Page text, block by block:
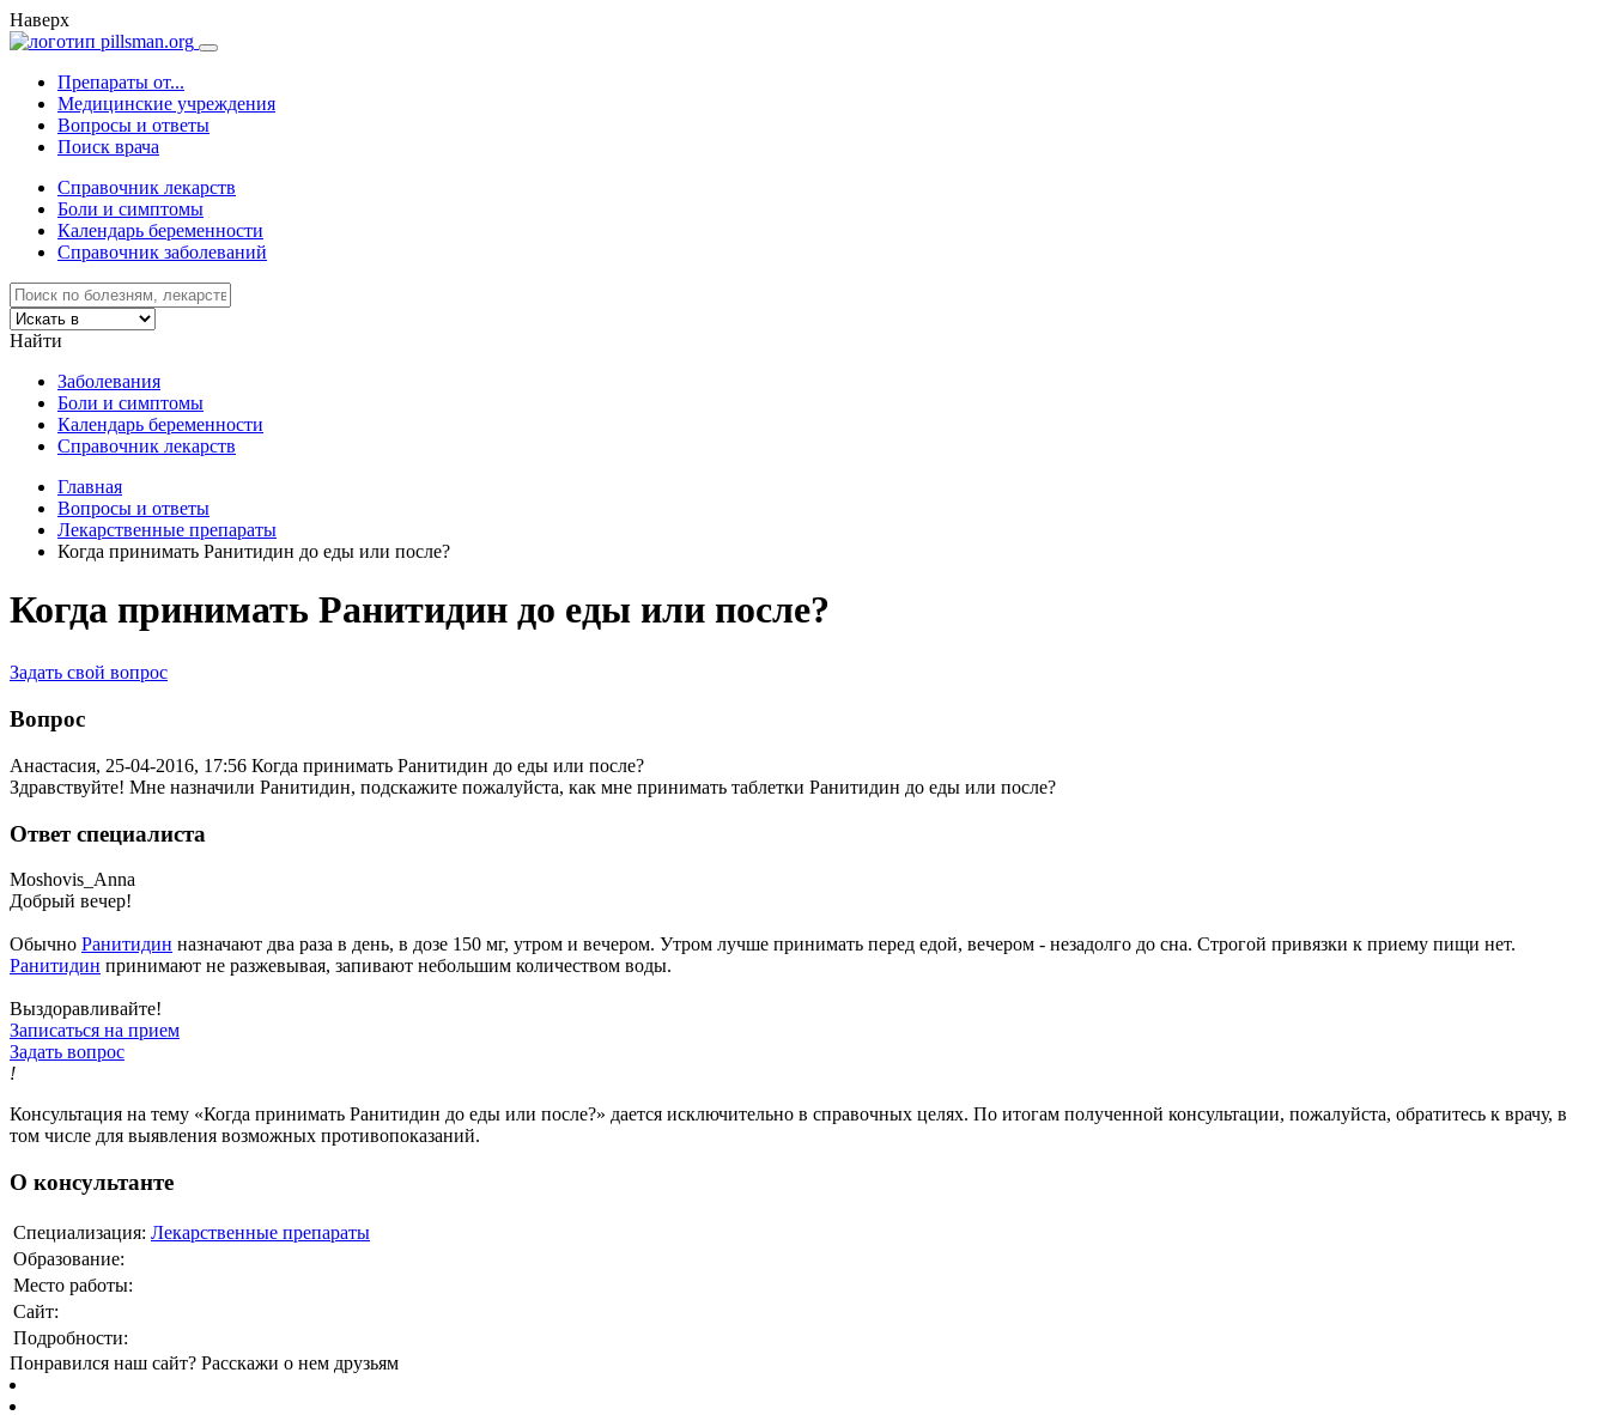
Наверх
Препараты от...
Медицинские учреждения
Вопросы и ответы
Поиск врача
Справочник лекарств
Боли и симптомы
Календарь беременности
Справочник заболеваний
Найти
Заболевания
Боли и симптомы
Календарь беременности
Справочник лекарств
Главная
Вопросы и ответы
Лекарственные препараты
Когда принимать Ранитидин до еды или после?
Когда принимать Ранитидин до еды или после?
Задать свой вопрос
Вопрос
Анастасия, 25-04-2016, 17:56 Когда принимать Ранитидин до еды или после?
Здравствуйте! Мне назначили Ранитидин, подскажите пожалуйста, как мне принимать таблетки Ранитидин до еды или после?
Ответ специалиста
Moshovis_Anna
Добрый вечер!
Обычно Ранитидин назначают два раза в день, в дозе 150 мг, утром и вечером. Утром лучше принимать перед едой, вечером - незадолго до сна. Строгой привязки к приему пищи нет.
Ранитидин принимают не разжевывая, запивают небольшим количеством воды.
Выздоравливайте!
Записаться на прием
Задать вопрос
!
Консультация на тему «Когда принимать Ранитидин до еды или после?» дается исключительно в справочных целях. По итогам полученной консультации, пожалуйста, обратитесь к врачу, в
том числе для выявления возможных противопоказаний.
О консультанте
Специализация: Лекарственные препараты
Образование:
Место работы:
Сайт:
Подробности:
Понравился наш сайт? Расскажи о нем друзьям